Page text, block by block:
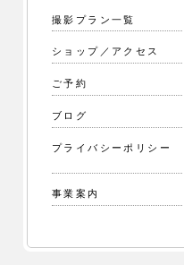
撮影プラン一覧
ショップ／アクセス
ご予約
ブログ
プライバシーポリシー
事業案内